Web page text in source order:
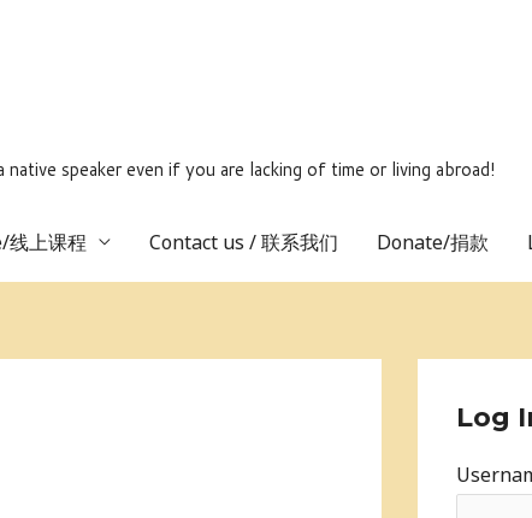
speaker even if you are lacking of time or living abroad!
上课程 Contact us / 联系我们 Donate/捐款
Log